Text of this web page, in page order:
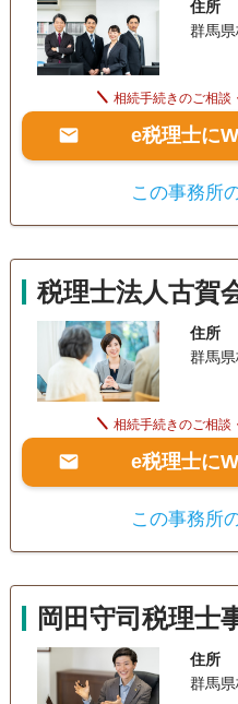
住所
群馬
相続手続きのご相談
e税理士に
この事務所
税理士法人古賀
住所
群馬
相続手続きのご相談
e税理士に
この事務所
岡田守司税理士
住所
群馬